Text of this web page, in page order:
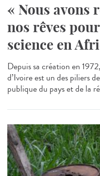
« Nous avons
nos rêves
science en
Depuis sa création en
d’Ivoire est un des piliers
publique du pays et de la